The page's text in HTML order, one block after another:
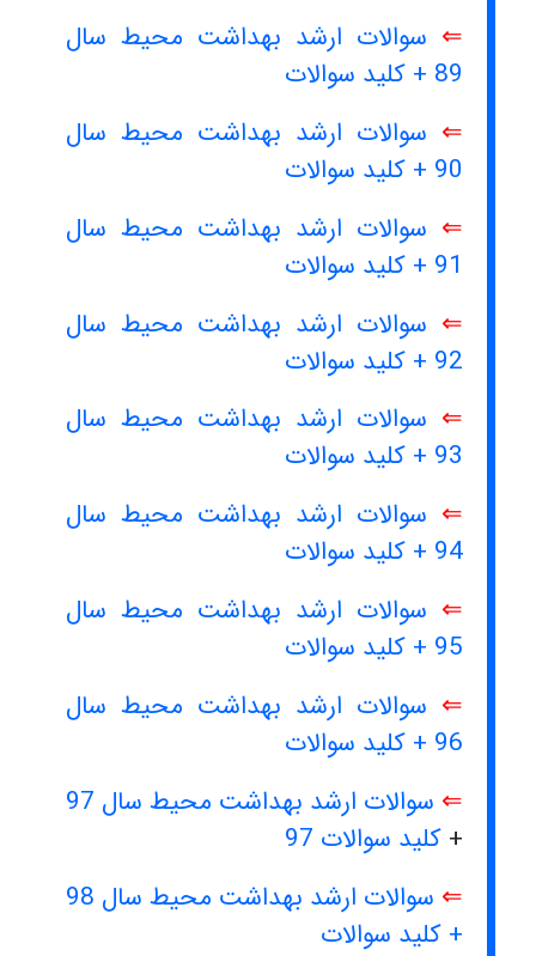
⇐ سوالات ارشد بهداشت محیط سال
89 + کلید سوالات
⇐ سوالات ارشد بهداشت محیط سال
90 + کلید سوالات
⇐ سوالات ارشد بهداشت محیط سال
91 + کلید سوالات
⇐ سوالات ارشد بهداشت محیط سال
92 + کلید سوالات
⇐ سوالات ارشد بهداشت محیط سال
93 + کلید سوالات
⇐ سوالات ارشد بهداشت محیط سال
94 + کلید سوالات
⇐ سوالات ارشد بهداشت محیط سال
95 + کلید سوالات
⇐ سوالات ارشد بهداشت محیط سال
96 + کلید سوالات
⇐ سوالات ارشد بهداشت محیط سال 97
+ کلید سوالات 97
⇐
سوالات ارشد بهداشت محیط سال 98
+ کلید سوالات